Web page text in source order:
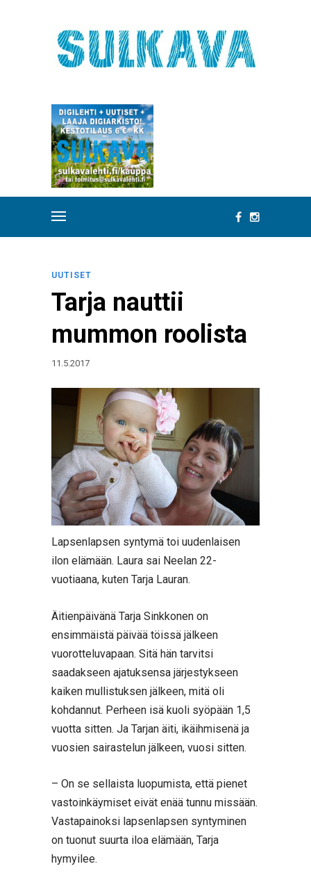
UUTISET
Tarja nauttii
mummon roolista
11.5.2017
Lapsenlapsen syntymä toi uudenlaisen
ilon elämään. Laura sai Neelan 22-
vuotiaana, kuten Tarja Lauran.
Äitienpäivänä Tarja Sinkkonen on
ensimmäistä päivää töissä jälkeen
vuorotteluvapaan. Sitä hän tarvitsi
saadakseen ajatuksensa järjestykseen
kaiken mullistuksen jälkeen, mitä oli
kohdannut. Perheen isä kuoli syöpään 1,5
vuotta sitten. Ja Tarjan äiti, ikäihmisenä ja
vuosien sairastelun jälkeen, vuosi sitten.
– On se sellaista luopumista, että pienet
vastoinkäymiset eivät enää tunnu missään.
Vastapainoksi lapsenlapsen syntyminen
on tuonut suurta iloa elämään, Tarja
hymyilee.